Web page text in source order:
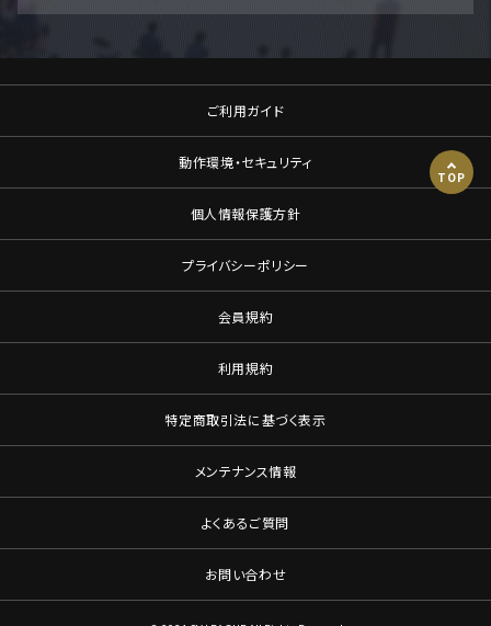
ご利用ガイド
動作環境・セキュリティ
個人情報保護方針
プライバシーポリシー
会員規約
利用規約
特定商取引法に基づく表示
メンテナンス情報
よくあるご質問
お問い合わせ
TOP